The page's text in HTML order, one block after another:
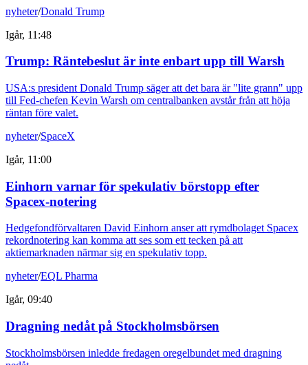
nyheter/Donald Trump
Igår, 11:48
Trump: Räntebeslut är inte enbart upp till Warsh
USA:s president Donald Trump säger att det bara är "lite grann" upp
till Fed-chefen Kevin Warsh om centralbanken avstår från att höja
räntan före valet.
nyheter/SpaceX
Igår, 11:00
Einhorn varnar för spekulativ börstopp efter
Spacex-notering
Hedgefondförvaltaren David Einhorn anser att rymdbolaget Spacex
rekordnotering kan komma att ses som ett tecken på att
aktiemarknaden närmar sig en spekulativ topp.
nyheter/EQL Pharma
Igår, 09:40
Dragning nedåt på Stockholmsbörsen
Stockholmsbörsen inledde fredagen oregelbundet med dragning